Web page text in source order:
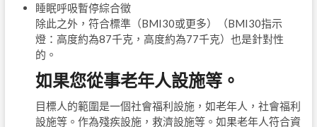
睡眠呼吸暫停綜合徵
除此之外，符合標準（BMI30或更多）（BMI30指示
燈：高度約為87千克，高度約為77千克）也是針對性
的。
如果您從事老年人設施等。
目標人的範圍是一個社會福利設施，如老年人，社會福利
設施等。作為殘疾設施，救濟設施等。如果老年人符合資